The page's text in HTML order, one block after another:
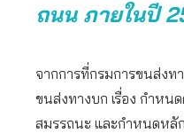
ถนน ภายในปี
จากการที่กรมการขนส่งท
ขนส่งทางบก เรื่อง กำ
สมรรถนะ และกำหนดหลั